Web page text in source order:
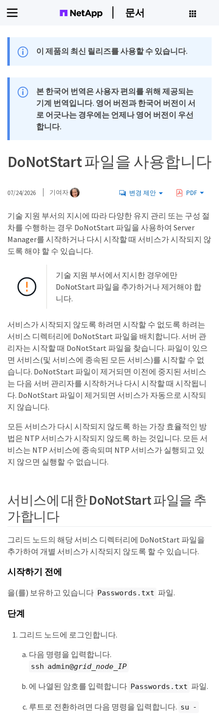
문서
이 제품의 최신 릴리즈를 사용할 수 있습니다.
본 한국어 번역은 사용자 편의를 위해 제공되는
기계 번역입니다. 영어 버전과 한국어 버전이 서
로 어긋나는 경우에는 언제나 영어 버전이 우선
합니다.
DoNotStart 파일을 사용합니다
07/24/2026 기여자 변경 제안 PDF
기술 지원 부서의 지시에 따라 다양한 유지 관리 또는 구성 절
차를 수행하는 경우 DoNotStart 파일을 사용하여 Server
Manager를 시작하거나 다시 시작할 때 서비스가 시작되지 않
도록 해야 할 수 있습니다.
기술 지원 부서에서 지시한 경우에만
DoNotStart 파일을 추가하거나 제거해야 합
니다.
서비스가 시작되지 않도록 하려면 시작할 수 없도록 하려는
서비스 디렉터리에 DoNotStart 파일을 배치합니다. 서버 관
리자는 시작할 때 DoNotStart 파일을 찾습니다. 파일이 있으
면 서비스(및 서비스에 종속된 모든 서비스)를 시작할 수 없
습니다. DoNotStart 파일이 제거되면 이전에 중지된 서비스
는 다음 서버 관리자를 시작하거나 다시 시작할 때 시작됩니
다. DoNotStart 파일이 제거되면 서비스가 자동으로 시작되
지 않습니다.
모든 서비스가 다시 시작되지 않도록 하는 가장 효율적인 방
법은 NTP 서비스가 시작되지 않도록 하는 것입니다. 모든 서
비스는 NTP 서비스에 종속되며 NTP 서비스가 실행되고 있
지 않으면 실행할 수 없습니다.
서비스에 대한 DoNotStart 파일을 추
가합니다
그리드 노드의 해당 서비스 디렉터리에 DoNotStart 파일을
추가하여 개별 서비스가 시작되지 않도록 할 수 있습니다.
시작하기 전에
을(를) 보유하고 있습니다 Passwords.txt 파일.
단계
그리드 노드에 로그인합니다.
다음 명령을 입력합니다.
ssh admin@grid_node_IP
에 나열된 암호를 입력합니다 Passwords.txt 파일.
루트로 전환하려면 다음 명령을 입력합니다. su -